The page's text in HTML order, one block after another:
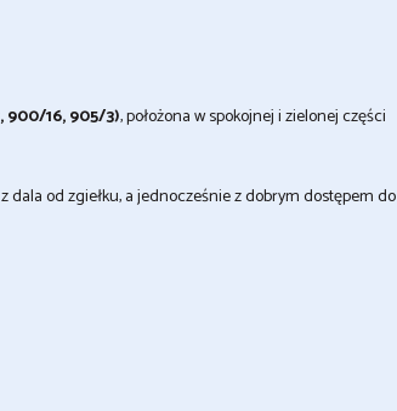
900/16, 905/3), położona w spokojnej i zielonej części
od zgiełku, a jednocześnie z dobrym dostępem do